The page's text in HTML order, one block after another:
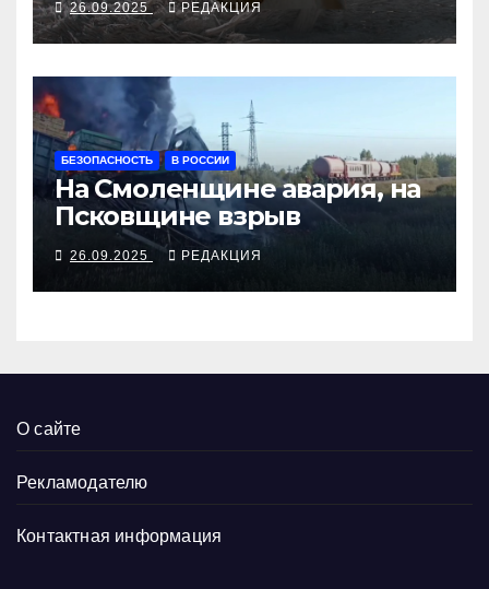
26.09.2025 РЕДАКЦИЯ
БЕЗОПАСНОСТЬ В РОССИИ
На Смоленщине авария, на
Псковщине взрыв
26.09.2025 РЕДАКЦИЯ
О сайте
Рекламодателю
Контактная информация